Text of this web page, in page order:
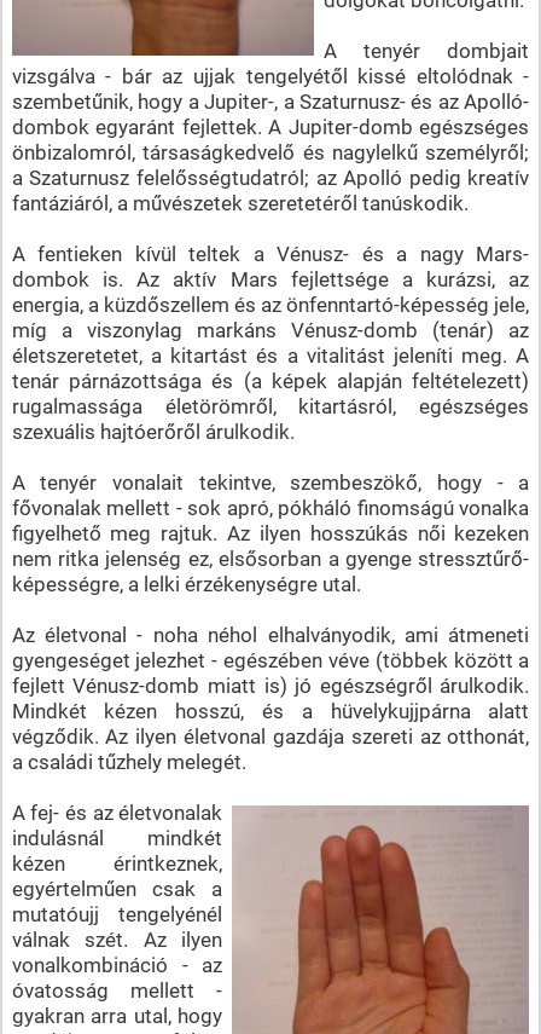
A tenyér dombjait
vizsgálva - bár az ujjak tengelyétől kissé eltolódnak -
szembetűnik, hogy a Jupiter-, a Szaturnusz- és az Apolló-
dombok egyaránt fejlettek. A Jupiter-domb egészséges
önbizalomról, társaságkedvelő és nagylelkű személyről;
a Szaturnusz felelősségtudatról; az Apolló pedig kreatív
fantáziáról, a művészetek szeretetéről tanúskodik.
A fentieken kívül teltek a Vénusz- és a nagy Mars-
dombok is. Az aktív Mars fejlettsége a kurázsi, az
energia, a küzdőszellem és az önfenntartó-képesség jele,
míg a viszonylag markáns Vénusz-domb (tenár) az
életszeretetet, a kitartást és a vitalitást jeleníti meg. A
tenár párnázottsága és (a képek alapján feltételezett)
rugalmassága életörömről, kitartásról, egészséges
szexuális hajtóerőről árulkodik.
A tenyér vonalait tekintve, szembeszökő, hogy - a
fővonalak mellett - sok apró, pókháló finomságú vonalka
figyelhető meg rajtuk. Az ilyen hosszúkás női kezeken
nem ritka jelenség ez, elsősorban a gyenge stressztűrő-
képességre, a lelki érzékenységre utal.
Az életvonal - noha néhol elhalványodik, ami átmeneti
gyengeséget jelezhet - egészében véve (többek között a
fejlett Vénusz-domb miatt is) jó egészségről árulkodik.
Mindkét kézen hosszú, és a hüvelykujjpárna alatt
végződik. Az ilyen életvonal gazdája szereti az otthonát,
a családi tűzhely melegét.
A fej- és az életvonalak
indulásnál mindkét
kézen érintkeznek,
egyértelműen csak a
mutatóujj tengelyénél
válnak szét. Az ilyen
vonalkombináció - az
óvatosság mellett -
gyakran arra utal, hogy